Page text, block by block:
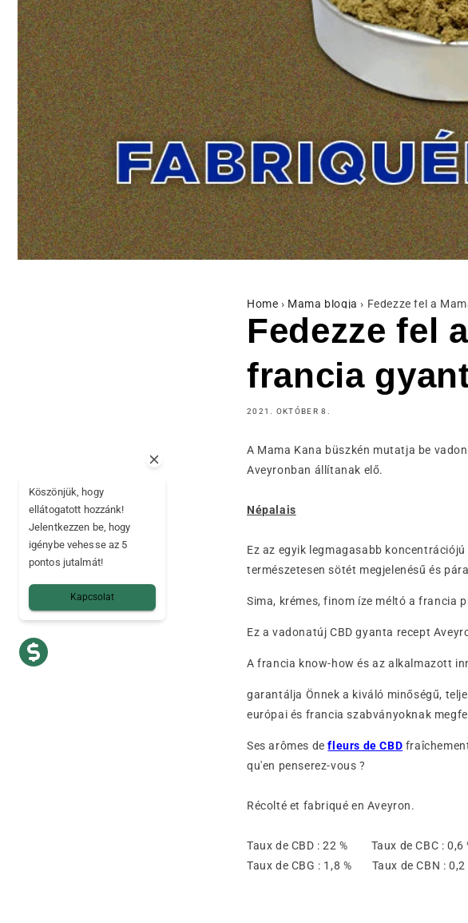
Home › Mama blogja › Fedezze fel a
Fedezze fel
francia
2021. OKTÓBER 8.
A Mama Kana büszkén mutatja be
Aveyronban állítanak elő.
Népalais
Ez az egyik legmagasabb koncentrációjú
természetesen sötét megjelenésű és
Sima, krémes, finom íze méltó a francia
Ez a vadonatúj CBD gyanta recept
A francia know-how és az alkalmazott
garantálja Önnek a kiváló minőségű,
európai és francia szabványoknak
Ses arômes defleurs de CBD
qu'en penserez-vous ?
Récolté et fabriqué en Aveyron.
Taux de CBD : 22 % Taux de CBC :
Taux de CBG : 1,8 % Taux de CBN :
Köszönjük, hogy
ellátogatott hozzánk!
Jelentkezzen be, hogy
igénybe vehesse az 5
pontos jutalmát!
Kapcsolat